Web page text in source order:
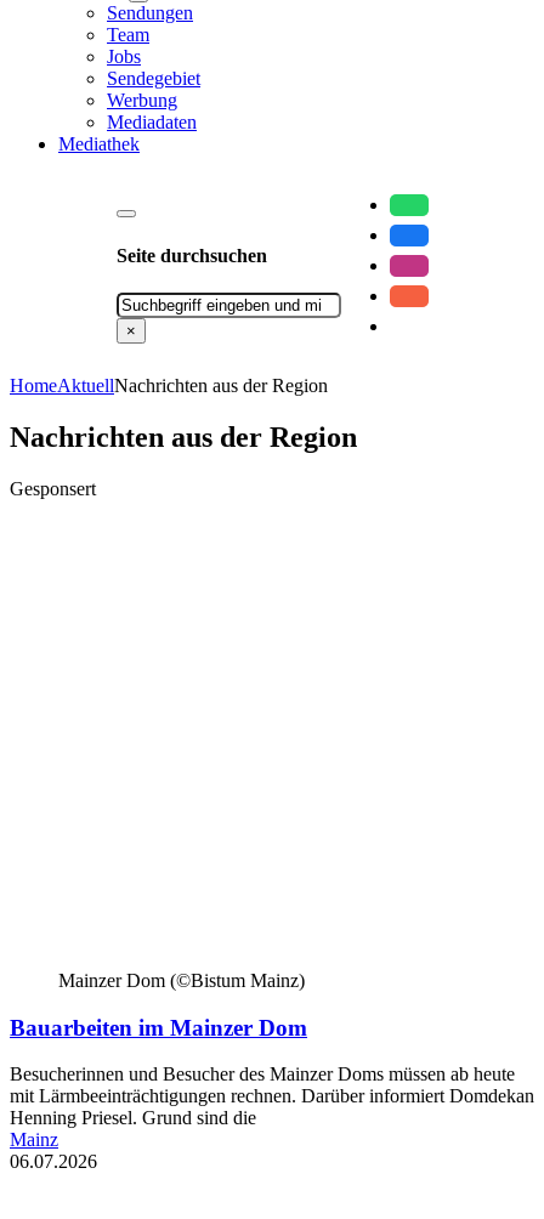
Sendungen
Team
Jobs
Sendegebiet
Werbung
Mediadaten
Mediathek
Seite durchsuchen
Suchen
×
HomeAktuellNachrichten aus der Region
Nachrichten aus der Region
Gesponsert
Mainzer Dom (©Bistum Mainz)
Bauarbeiten im Mainzer Dom
Besucherinnen und Besucher des Mainzer Doms müssen ab heute
mit Lärmbeeinträchtigungen rechnen. Darüber informiert Domdekan
Henning Priesel. Grund sind die
Mainz
06.07.2026